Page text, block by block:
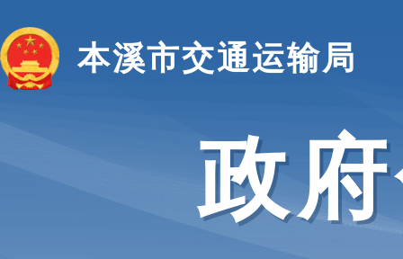
本溪市交通运输局
政